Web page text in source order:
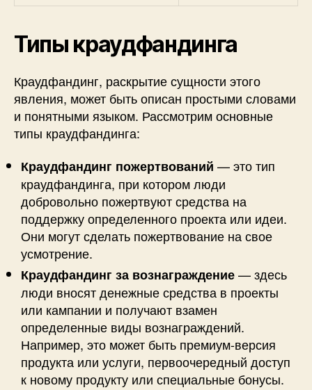
Типы краудфандинга
Краудфандинг, раскрытие сущности этого
явления, может быть описан простыми словами
и понятными языком. Рассмотрим основные
типы краудфандинга:
Краудфандинг пожертвований — это тип
краудфандинга, при котором люди
добровольно пожертвуют средства на
поддержку определенного проекта или идеи.
Они могут сделать пожертвование на свое
усмотрение.
Краудфандинг за вознаграждение— здесь
люди вносят денежные средства в проекты
или кампании и получают взамен
определенные виды вознаграждений.
Например, это может быть премиум-версия
продукта или услуги, первоочередный доступ
к новому продукту или специальные бонусы.